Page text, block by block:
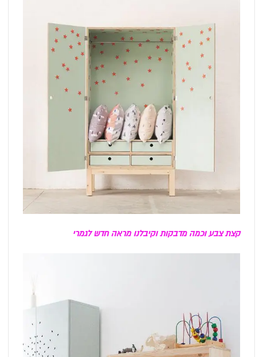
קצת צבע וכמה מדבקות וקיבלנו מראה חדש לגמרי